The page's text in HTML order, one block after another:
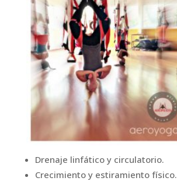
Drenaje linfático y circulatorio.
Crecimiento y estiramiento físico.